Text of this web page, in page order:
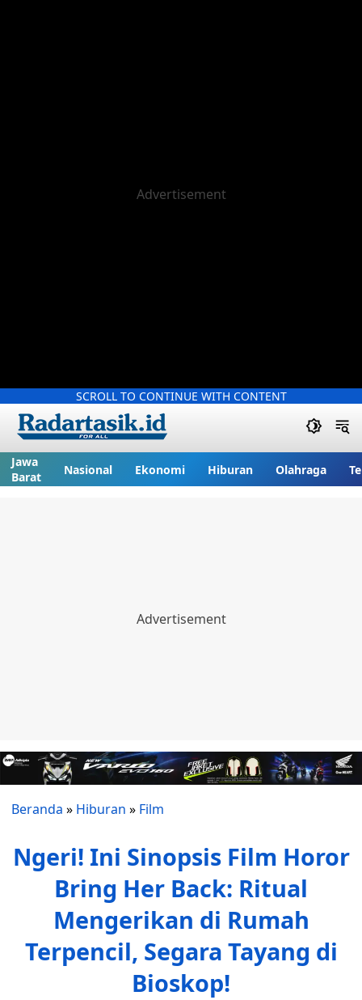
SCROLL TO CONTINUE WITH CONTENT
Jawa
Barat
Nasional Ekonomi Hiburan Olahraga
Beranda » Hiburan » Film
Ngeri! Ini Sinopsis Film Horor
Bring Her Back: Ritual
Mengerikan di Rumah
Terpencil, Segara Tayang di
Bioskop!